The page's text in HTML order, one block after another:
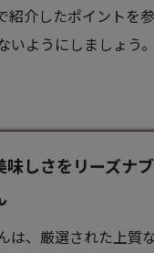
紹介したポイントを
いようにしましょう。
味しさをリーズナ
は、厳選された上質